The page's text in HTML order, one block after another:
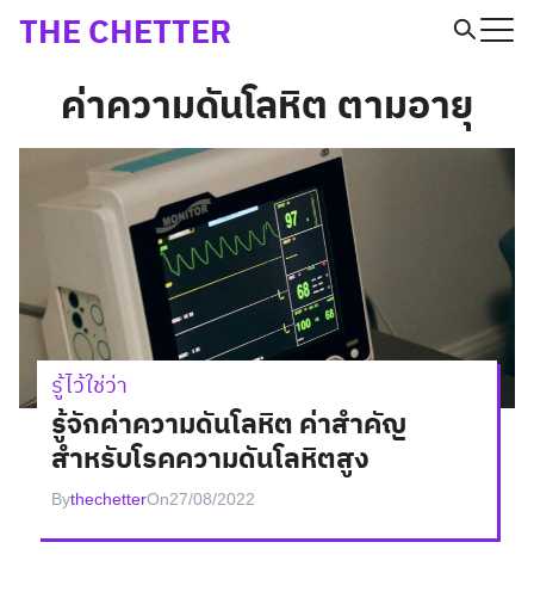
Skip
content
THE CHETTER
ค่าความดันโลหิต ตามอายุ
รู้ไว้ใช่ว่า
รู้จักค่าความดันโลหิต ค่าสำคัญ
สำหรับโรคความดันโลหิตสูง
BythechetterOn27/08/2022